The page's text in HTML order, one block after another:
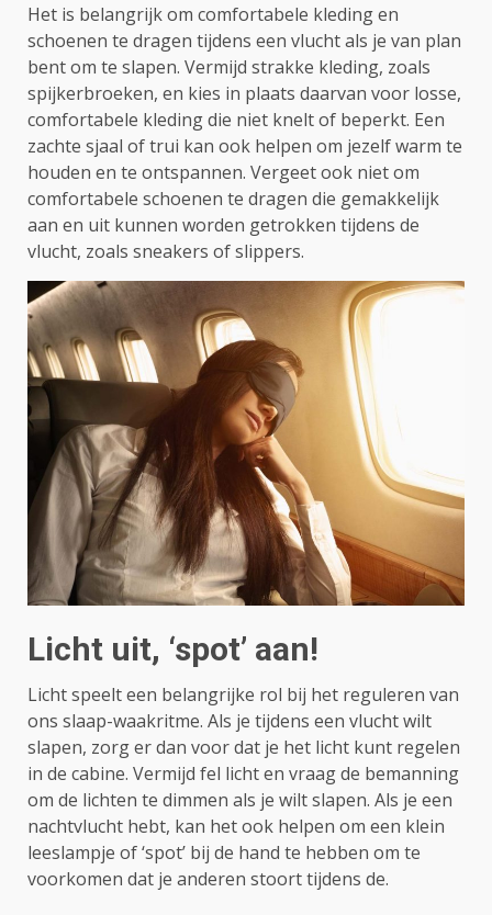
Het is belangrijk om comfortabele kleding en
schoenen te dragen tijdens een vlucht als je van plan
bent om te slapen. Vermijd strakke kleding, zoals
spijkerbroeken, en kies in plaats daarvan voor losse,
comfortabele kleding die niet knelt of beperkt. Een
zachte sjaal of trui kan ook helpen om jezelf warm te
houden en te ontspannen. Vergeet ook niet om
comfortabele schoenen te dragen die gemakkelijk
aan en uit kunnen worden getrokken tijdens de
vlucht, zoals sneakers of slippers.
Licht uit, ‘spot’ aan!
Licht speelt een belangrijke rol bij het reguleren van
ons slaap-waakritme. Als je tijdens een vlucht wilt
slapen, zorg er dan voor dat je het licht kunt regelen
in de cabine. Vermijd fel licht en vraag de bemanning
om de lichten te dimmen als je wilt slapen. Als je een
nachtvlucht hebt, kan het ook helpen om een ​​klein
leeslampje of ‘spot’ bij de hand te hebben om te
voorkomen dat je anderen stoort tijdens de.